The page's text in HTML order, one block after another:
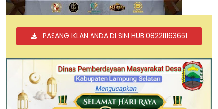
PASANG IKLAN ANDA DI SINI HUB 082211163661